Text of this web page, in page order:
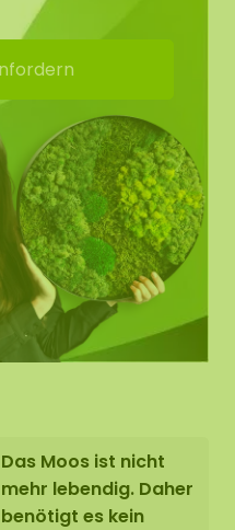
Moos kaufen. Bitte
niedrigen
kann das Moos
wieder
weich.
Das Moos ist nicht
mehr lebendig. Daher
benötigt es kein